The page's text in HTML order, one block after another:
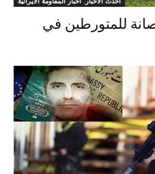
للمتورطين في